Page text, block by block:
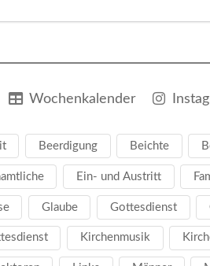
Wochenkalender
Beerdigung Beichte
Ein- und Austritt
Glaube Gottesdienst
Kirchenmusik